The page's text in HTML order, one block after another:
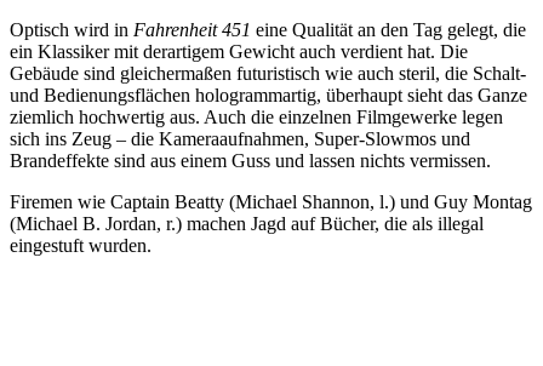
Optisch wird in Fahrenheit 451 eine Qualität an den Tag gelegt, die
ein Klassiker mit derartigem Gewicht auch verdient hat. Die
Gebäude sind gleichermaßen futuristisch wie auch steril, die Schalt-
und Bedienungsflächen hologrammartig, überhaupt sieht das Ganze
ziemlich hochwertig aus. Auch die einzelnen Filmgewerke legen
sich ins Zeug – die Kameraaufnahmen, Super-Slowmos und
Brandeffekte sind aus einem Guss und lassen nichts vermissen.
Firemen wie Captain Beatty (Michael Shannon, l.) und Guy Montag
(Michael B. Jordan, r.) machen Jagd auf Bücher, die als illegal
eingestuft wurden.